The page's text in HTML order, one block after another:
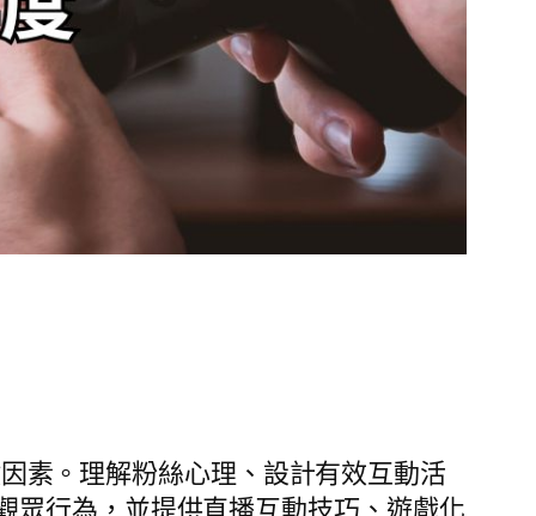
素。理解粉絲心理、設計有效互動活